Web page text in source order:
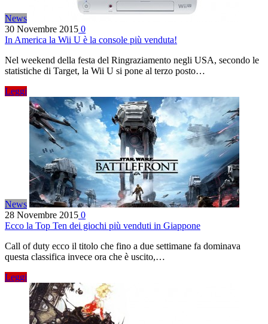
News
30 Novembre 2015 0
In America la Wii U è la console più venduta!
Nel weekend della festa del Ringraziamento negli USA, secondo le
statistiche di Target, la Wii U si pone al terzo posto…
Leggi
News
28 Novembre 2015 0
Ecco la Top Ten dei giochi più venduti in Giappone
Call of duty ecco il titolo che fino a due settimane fa dominava
questa classifica invece ora che è uscito,…
Leggi